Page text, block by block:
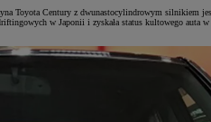
Toyota Century z dwunastocylindrowym silnikiem
w Japonii i zyskała status kultowego